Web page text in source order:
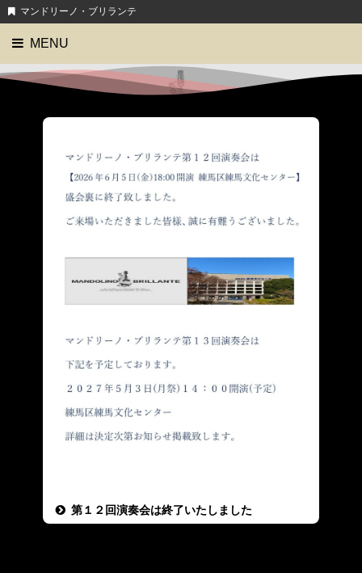
マンドリーノ・ブリランテ
MENU
第１２回演奏会は終了いたしました